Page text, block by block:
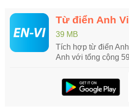
Từ điển Anh
39 MB
Tích hợp từ điển
Anh với tổng cộng